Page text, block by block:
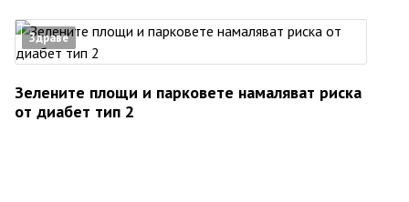
Здраве
Зелените площи и парковете намаляват риска
от диабет тип 2